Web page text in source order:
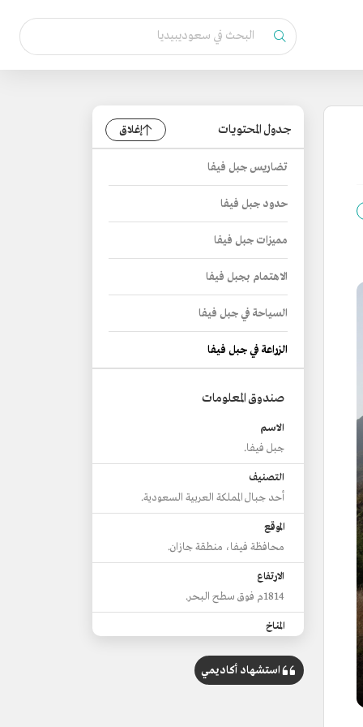
جدول المحتويات إغلاق
تضاريس جبل فيفا
حدود جبل فيفا
مميزات جبل فيفا
الاهتمام بجبل فيفا
السياحة في جبل فيفا
الزراعة في جبل فيفا
صندوق المعلومات
الاسم
جبل فيفا.
التصنيف
أحد جبال المملكة العربية السعودية.
الموقع
محافظة فيفا، منطقة جازان.
الارتفاع
1814م فوق سطح البحر.
المناخ
أعلى قمم الجبل
استشهاد أكاديمي